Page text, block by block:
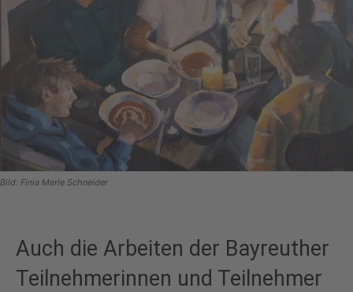
Bild: Finia Merle Schneider
Auch die Arbeiten der Bayreuther
Teilnehmerinnen und Teilnehmer